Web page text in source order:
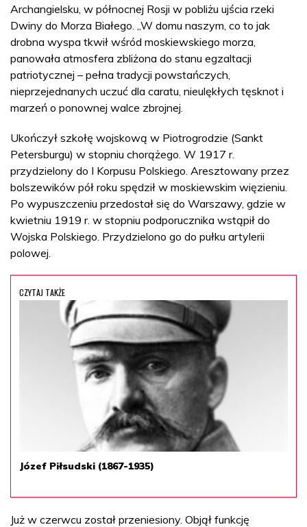
Archangielsku, w północnej Rosji w pobliżu ujścia rzeki
Dwiny do Morza Białego. „W domu naszym, co to jak
drobna wyspa tkwił wśród moskiewskiego morza,
panowała atmosfera zbliżona do stanu egzaltacji
patriotycznej – pełna tradycji powstańczych,
nieprzejednanych uczuć dla caratu, nieulękłych tęsknot i
marzeń o ponownej walce zbrojnej.
Ukończył szkołę wojskową w Piotrogrodzie (Sankt
Petersburgu) w stopniu chorążego. W 1917 r.
przydzielony do I Korpusu Polskiego. Aresztowany przez
bolszewików pół roku spędził w moskiewskim więzieniu.
Po wypuszczeniu przedostał się do Warszawy, gdzie w
kwietniu 1919 r. w stopniu podporucznika wstąpił do
Wojska Polskiego. Przydzielono go do pułku artylerii
polowej.
CZYTAJ TAKŻE
Józef Piłsudski (1867-1935)
Już w czerwcu został przeniesiony. Objął funkcję